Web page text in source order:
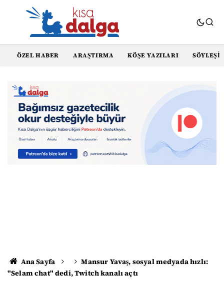
ÖZEL HABER ARAŞTIRMA KÖŞE YAZILARI SÖYLEŞI
Ana Sayfa
Mansur Yavaş, sosyal medyada hızlı:
"Selam chat" dedi, Twitch kanalı açtı